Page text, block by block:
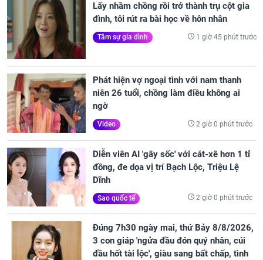
Lấy nhầm chồng rồi trở thành trụ cột gia
đình, tôi rút ra bài học về hôn nhân
Tâm sự gia đình 1 giờ 45 phút trước
Phát hiện vợ ngoại tình với nam thanh
niên 26 tuổi, chồng làm điều không ai
ngờ
Video 2 giờ 0 phút trước
Diễn viên AI 'gây sốc' với cát-xê hơn 1 tỉ
đồng, đe dọa vị trí Bạch Lộc, Triệu Lệ
Dĩnh
Sao quốc tế 2 giờ 0 phút trước
Đúng 7h30 ngày mai, thứ Bảy 8/8/2026,
3 con giáp 'ngửa đầu đón quý nhân, cúi
đầu hốt tài lộc', giàu sang bất chấp, tình